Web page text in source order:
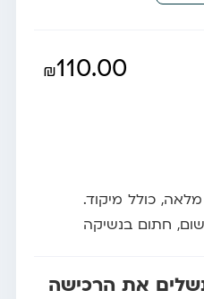
₪110.00
כולל מיקוד.
חתום בנשיקה
את הרכישה